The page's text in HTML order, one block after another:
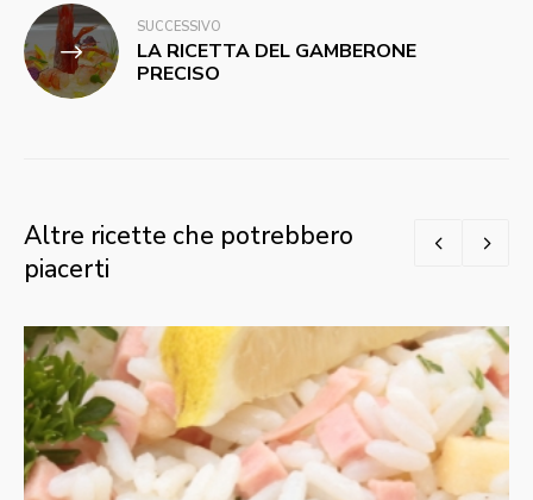
SUCCESSIVO
LA RICETTA DEL GAMBERONE
PRECISO
Altre ricette che potrebbero
piacerti